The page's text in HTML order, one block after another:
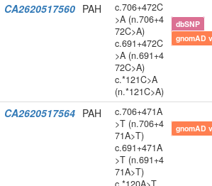
CA2620517560 PAH
c.706+472C
>A (n.706+4
72C>A)
c.691+472C
>A (n.691+4
72C>A)
c.*121C>A
(n.*121C>A)
dbSNP
gnomAD
CA2620517564 PAH
c.706+471A
>T (n.706+4
71A>T)
c.691+471A
>T (n.691+4
71A>T)
gnomAD